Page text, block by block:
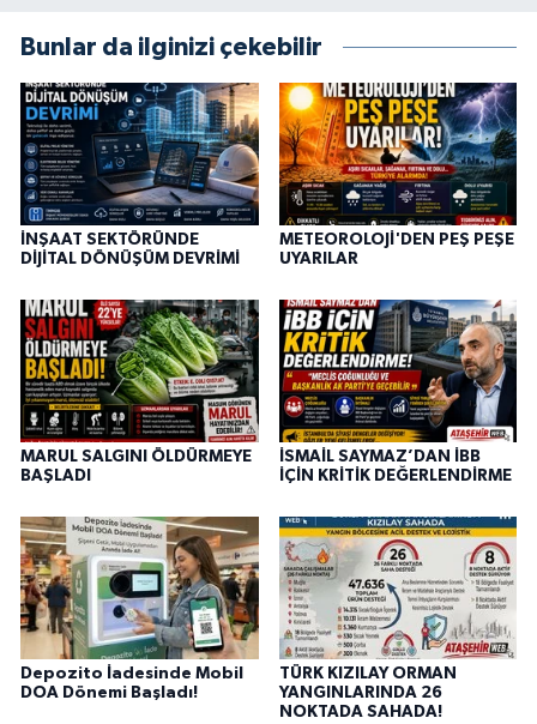
Bunlar da ilginizi çekebilir
İNŞAAT SEKTÖRÜNDE
DİJİTAL DÖNÜŞÜM DEVRİMİ
METEOROLOJİ'DEN PEŞ PEŞE
UYARILAR
MARUL SALGINI ÖLDÜRMEYE
BAŞLADI
İSMAİL SAYMAZ’DAN İBB
İÇİN KRİTİK DEĞERLENDİRME
Depozito İadesinde Mobil
DOA Dönemi Başladı!
TÜRK KIZILAY ORMAN
YANGINLARINDA 26
NOKTADA SAHADA!